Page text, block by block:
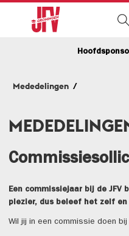
Mededelingen
Een commissiejaar bij de
plezier, dus beleef het zelf
Wil jij in een commissie doen